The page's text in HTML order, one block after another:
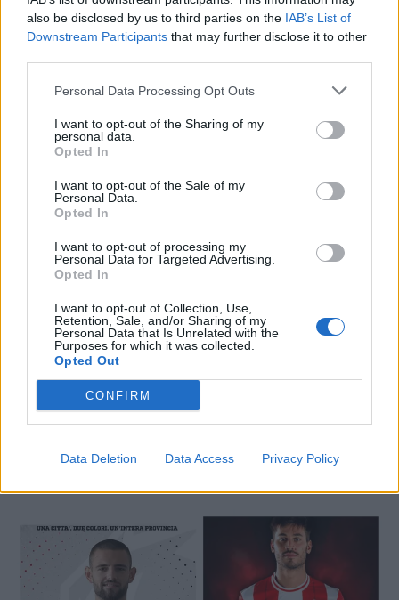
also be disclosed by us to third parties on the IAB’s List of
Downstream Participants that may further disclose it to other
Personal Data Processing Opt Outs
I want to opt-out of the Sharing of my
personal data.
Opted In
I want to opt-out of the Sale of my
Personal Data.
Opted In
I want to opt-out of processing my
Personal Data for Targeted Advertising.
Opted In
I want to opt-out of Collection, Use,
Retention, Sale, and/or Sharing of my
Personal Data that Is Unrelated with the
Purposes for which it was collected.
Opted Out
CONFIRM
Data Deletion Data Access Privacy Policy